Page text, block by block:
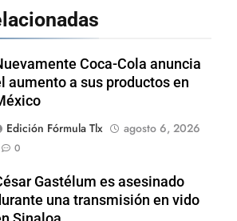
Coca-Cola anuncia
aumento a sus productos en
Edición Fórmula Tlx
agosto 6, 2026
0
Gastélum es asesinado
una transmisión en vido